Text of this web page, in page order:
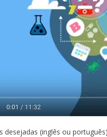
desejadas (inglês ou